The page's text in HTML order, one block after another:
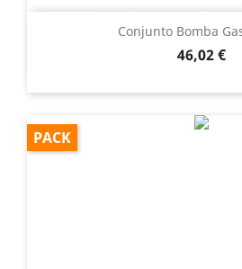
Conjunto Bomba
Precio
46,02 €
PACK